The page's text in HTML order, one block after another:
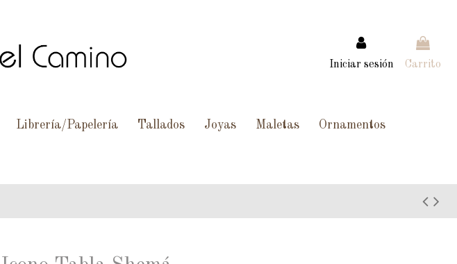
Iniciar sesión Carrito
Librería/Papelería Tallados Joyas Maletas Ornamentos